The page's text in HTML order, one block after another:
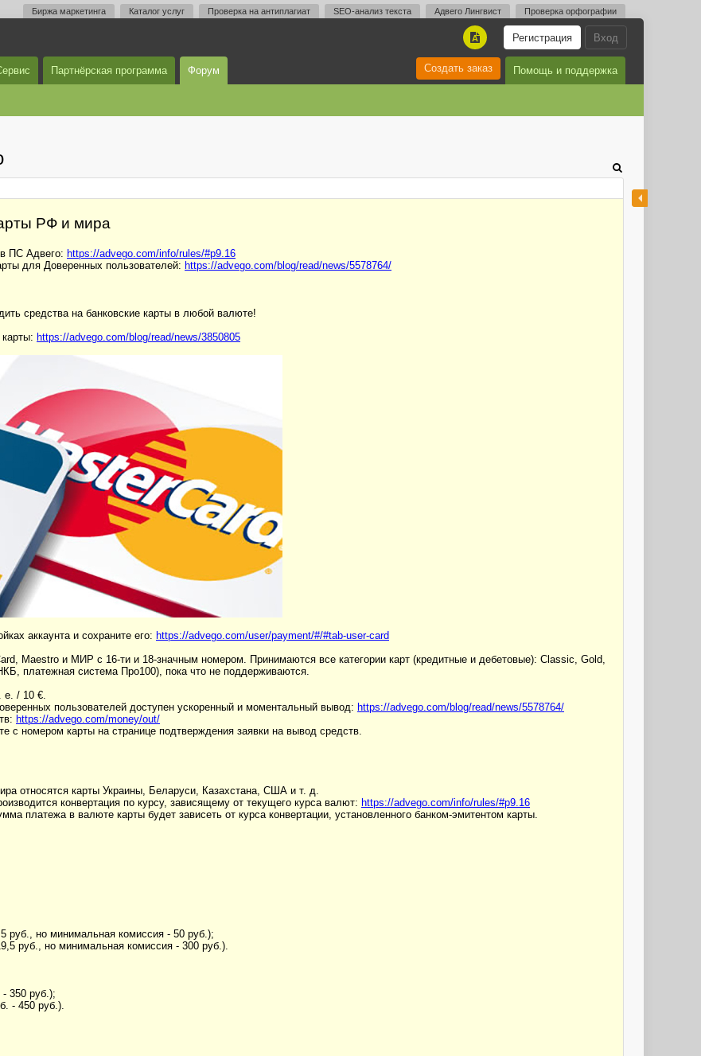
Биржа маркетинга Каталог услуг Проверка на антиплагиат SEO-анализ текста Адвего Лингвист Проверка орфографии
Вход
Регистрация
A
Партнёрская программа Форум Помощь и поддержка
Создать заказ
РФ и мира
ПС Адвего: https://advego.com/info/rules/#p9.16
для Доверенных пользователей: https://advego.com/blog/read/news/5578764/
средства на банковские карты в любой валюте!
https://advego.com/blog/read/news/3850805
аккаунта и сохраните его: https://advego.com/user/payment/#/#tab-user-card
Maestro и МИР с 16-ти и 18-значным номером. Принимаются все категории карт (кредитные и дебетовые): Classic, Gold,
платежная система Про100), пока что не поддерживаются.
е. / 10 €.
пользователей доступен ускоренный и моментальный вывод: https://advego.com/blog/read/news/5578764/
https://advego.com/money/out/
с номером карты на странице подтверждения заявки на вывод средств.
относятся карты Украины, Беларуси, Казахстана, США и т. д.
конвертация по курсу, зависящему от текущего курса валют: https://advego.com/info/rules/#p9.16
платежа в валюте карты будет зависеть от курса конвертации, установленного банком-эмитентом карты.
руб., но минимальная комиссия - 50 руб.);
руб., но минимальная комиссия - 300 руб.).
350 руб.);
- 450 руб.).